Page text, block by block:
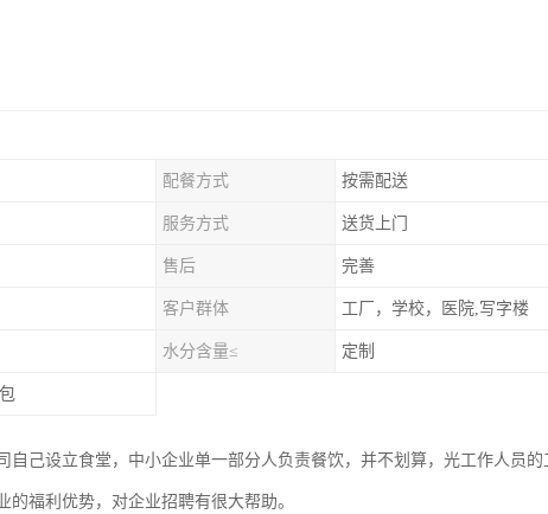
配餐方式 按需配送
服务方式 送货上门
售后 完善
客户群体 工厂，学校，医院,写字楼
水分含量≤ 定制
己设立食堂，中小企业单一部分人负责餐饮，并不划算，光工作人员的
福利优势，对企业招聘有很大帮助。